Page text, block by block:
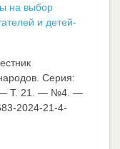
на выбор
и детей-
Серия:
— Т. 21. — №4. —
2024-21-4-